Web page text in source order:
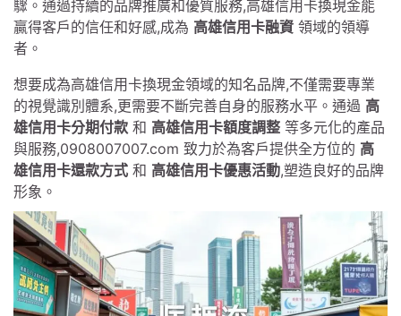
驟。通過持續的品牌推廣和優質服務,高雄信用卡換現金能
贏得客戶的信任和好感,成為 高雄信用卡融資 領域的領導
者。
想要成為高雄信用卡換現金領域的知名品牌,不僅需要專業
的視覺識別體系,更需要不斷完善自身的服務水平。通過 高
雄信用卡分期付款 和 高雄信用卡額度調整 等多元化的產品
與服務,0908007007.com 致力於為客戶提供全方位的 高
雄信用卡還款方式 和 高雄信用卡優惠活動,塑造良好的品牌
形象。